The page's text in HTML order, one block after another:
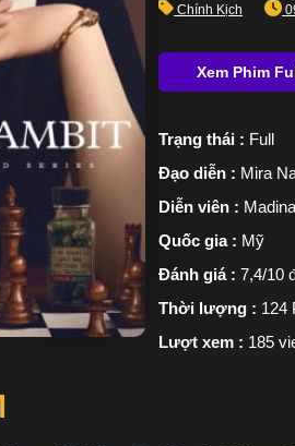
Chính Kịch
Trạng thái : Full
Đạo diễn : Mira
Diễn viên :
Quốc gia : Mỹ
Đánh giá : 7,4/10
Thời lượng : 124
Lượt xem : 185